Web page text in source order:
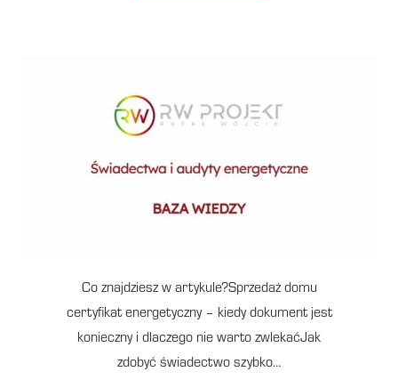
Co znajdziesz w artykule?Sprzedaż domu
certyfikat energetyczny – kiedy dokument jest
konieczny i dlaczego nie warto zwlekaćJak
zdobyć świadectwo szybko…